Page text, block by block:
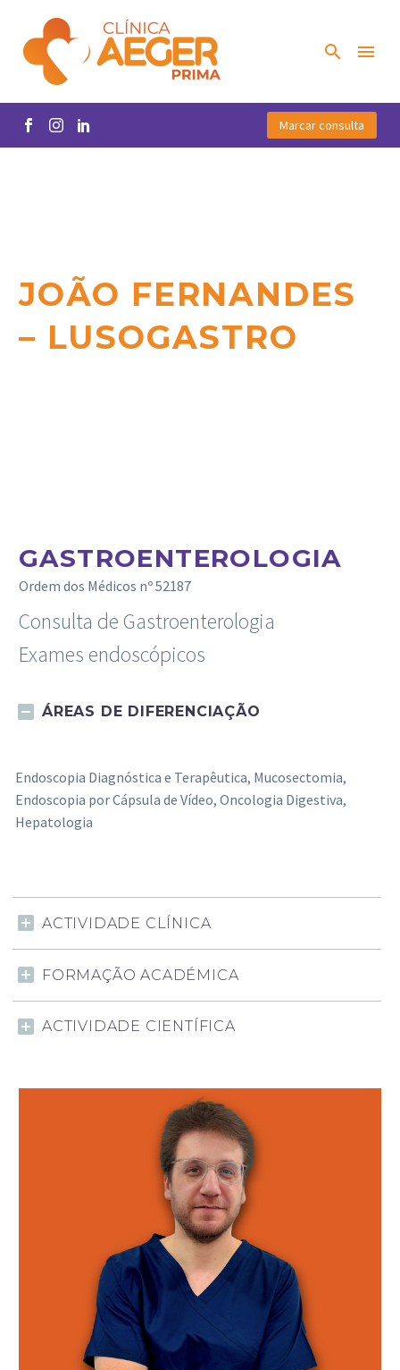
Marcar consulta
JOÃO FERNANDES
– LUSOGASTRO
GASTROENTEROLOGIA
Ordem dos Médicos nº 52187
Consulta de Gastroenterologia
Exames endoscópicos
ÁREAS DE DIFERENCIAÇÃO
Endoscopia Diagnóstica e Terapêutica, Mucosectomia,
Endoscopia por Cápsula de Vídeo, Oncologia Digestiva,
Hepatologia
ACTIVIDADE CLÍNICA
FORMAÇÃO ACADÉMICA
ACTIVIDADE CIENTÍFICA